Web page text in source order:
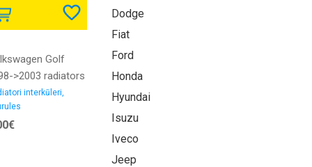
Golf
>2003 radiators
caurule
iekšējais
60/60MM
interkūleri,
Dodge
Fiat
Ford
Honda
Hyundai
Isuzu
Iveco
Jeep